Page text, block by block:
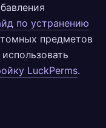
по устранению
предметов
LuckPerms.